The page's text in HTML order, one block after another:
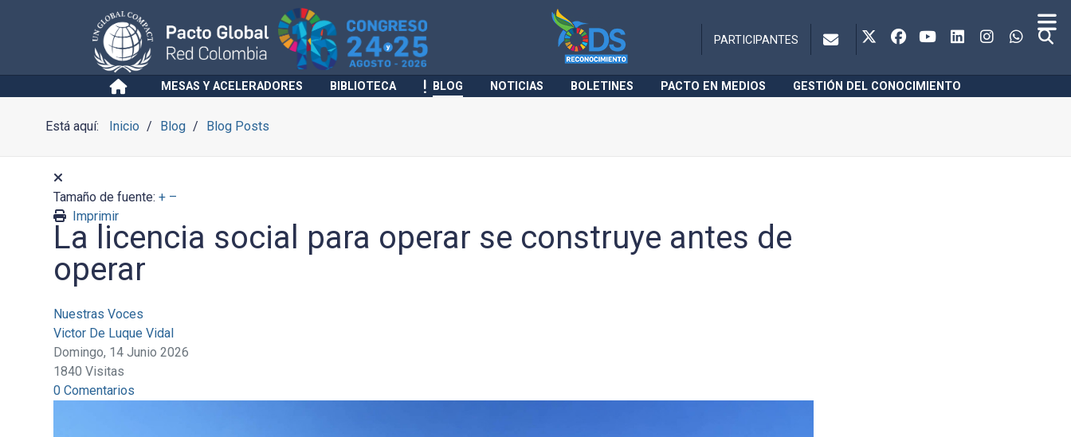
PARTICIPANTES
MESAS Y ACELERADORES BIBLIOTECA BLOG NOTICIAS BOLETINES PACTO EN MEDIOS GESTIÓN DEL CONOCIMIENTO
Está aquí: Inicio Blog Blog Posts
Tamaño de fuente: + –
Imprimir
La licencia social para operar se construye antes de
operar
Nuestras Voces
Victor De Luque Vidal
Domingo, 14 Junio 2026
1840 Visitas
0 Comentarios